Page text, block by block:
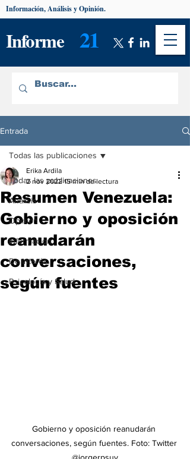
Informe 21
Información, Análisis y Opinión.
Entrada
Todas las publicaciones
Análisis
Opinión
Información
De interés
Psicología y Salud
Todas las publicaciones
Resumen Venezuela:
Gobierno y oposición
reanudarán
conversaciones,
según fuentes
Erika Ardila
2 nov 2022 15 min de lectura
Gobierno y oposición reanudarán
conversaciones, según fuentes. Foto: Twitter
@jorgerpsuv